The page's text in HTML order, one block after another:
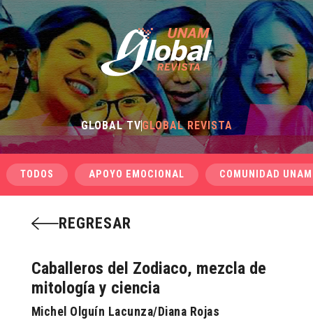
GLOBAL TVGLOBAL REVISTA
TODOS APOYO EMOCIONAL COMUNIDAD UNAM
REGRESAR
Caballeros del Zodiaco, mezcla de
mitología y ciencia
Michel Olguín Lacunza/Diana Rojas